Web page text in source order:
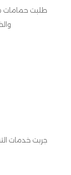
طلبت حمامات
جربت خدمات